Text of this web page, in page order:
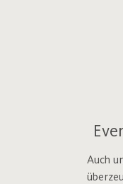
Auch